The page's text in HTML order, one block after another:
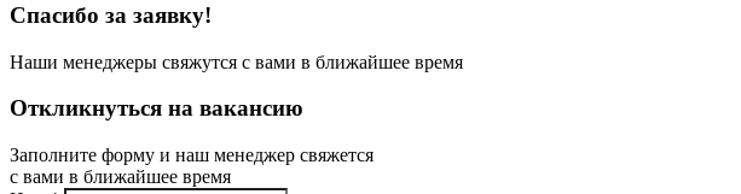
Спасибо за заявку!
Наши менеджеры свяжутся с вами в ближайшее время
Откликнуться на вакансию
Заполните форму и наш менеджер свяжется
с вами в ближайшее время